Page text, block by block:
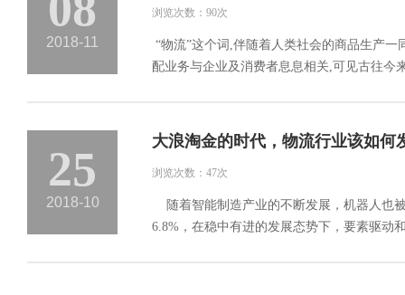
2018-11
浏览次数：90次
“物流”这个词,伴随着人类社会的商品生产
配业务与企业及消费者息息相关,可见古往今
25
2018-10
大浪淘金的时代，物流行业该如何
浏览次数：47次
随着智能制造产业的不断发展，机器人也
6.8%，在稳中有进的发展态势下，要素驱动